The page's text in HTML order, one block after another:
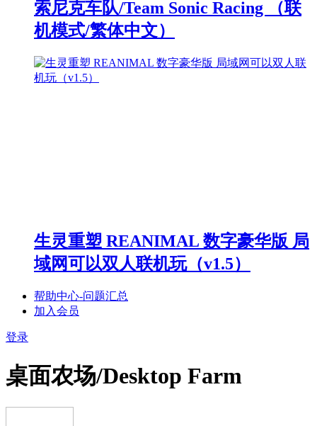
索尼克车队/Team Sonic Racing （联
机模式/繁体中文）
生灵重塑 REANIMAL 数字豪华版 局
域网可以双人联机玩（v1.5）
帮助中心-问题汇总
加入会员
登录
桌面农场/Desktop Farm